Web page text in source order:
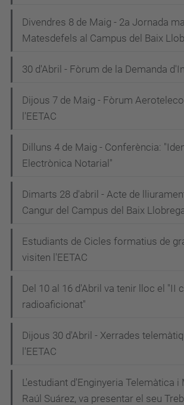
Divendres 8 de Maig - 2a Jornada
Matesdefels al Campus del Baix
30 d'Abril - Fòrum de la Demanda
Dijous 7 de Maig - Fòrum
l'EETAC
Dilluns 4 de Maig - Conferència:
Electrònica Notarial"
Dimarts 28 d'abril - Acte de
Cangur del Campus del Baix
Estudiants de Cicles formatius de
visiten l'EETAC
Del 10 al 16 d'Abril va tenir lloc el "II
radioaficionat"
Dijous 30 d'Abril - Xerrades
l'EETAC
L'estudiant d'Enginyeria Telemàtica i
Raúl Suárez, va presentar el seu